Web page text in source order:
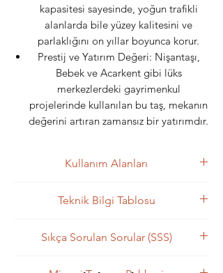
kapasitesi sayesinde, yoğun trafikli
alanlarda bile yüzey kalitesini ve
parlaklığını on yıllar boyunca korur.
Prestij ve Yatırım Değeri: Nişantaşı,
Bebek ve Acarkent gibi lüks
merkezlerdeki gayrimenkul
projelerinde kullanılan bu taş, mekanın
değerini artıran zamansız bir yatırımdır.
Kullanım Alanları
Lüks Islak Hacim Tasarımları (Banyo
Modern Mutfak Island (Ada) ve
Teknik Bilgi Tablosu
Kategori Detay
Sıkça Sorulan Sorular (SSS)